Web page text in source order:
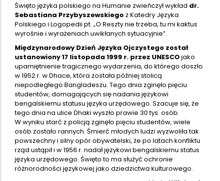
Święto języka polskiego na Humanie zwieńczył wykład dr.
Sebastiana Przybyszewskiego z Katedry Języka
Polskiego i Logopedii pt. „O Reszty nie trzeba, tu mi kaktus
wyrośnie i wyrażeniach uwikłanych sytuacyjnie”.
Międzynarodowy Dzień Języka Ojczystego został
ustanowiony 17 listopada 1999 r. przez UNESCOjako
upamiętnienie tragicznego wydarzenia, do którego doszło
w 1952 r. w Dhace, która została później stolicą
niepodległego Bangladeszu. Tego dnia zginęło pięciu
studentów, domagających się nadania językowi
bengalskiemu statusu języka urzędowego. Szacuje się, że
tego dnia na ulice Dhaki wyszło prawie 30 tys. osób.
W wyniku starć z policją zginęło pięciu studentów, wiele
osób zostało rannych. Śmierć młodych ludzi wyzwoliła tak
powszechny i silny opór obywatelski, że po latach konfliktu
rząd ustąpił i w 1956 r. nadał językowi bengalskiemu status
języka urzędowego. Święto to ma służyć ochronie
różnorodności językowej jako dziedzictwa kulturowego.